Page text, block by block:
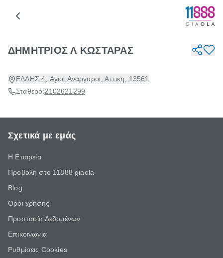
ΔΗΜΗΤΡΙΟΣ Λ ΚΩΣΤΑΡΑΣ
ΕΛΛΗΣ 4, Αγιοι Αναργυροι, Αττικη, 13561
Σταθερό:2102621299
Σχετικά με εμάς
Η Εταιρεία
Προβολή στο 11888 giaola
Blog
Όροι χρήσης
Προστασία Δεδομένων
Επικοινωνία
Ρυθμίσεις Cookies